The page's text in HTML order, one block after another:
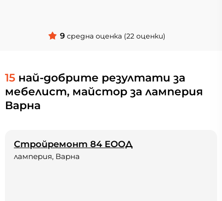
9 средна оценка (22 оценки)
15 най-добрите резултати за
мебелист, майстор за ламперия
Варна
Стройремонт 84 ЕООД
ламперия, Варна